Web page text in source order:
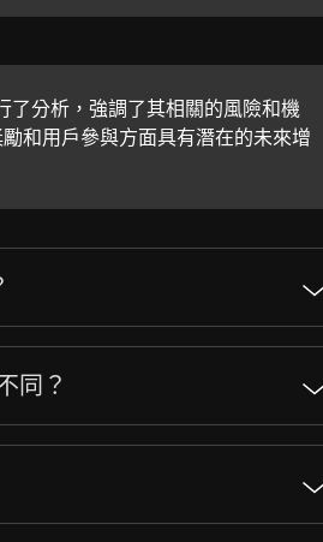
分析，強調了其相關的風險和機
和用戶參與方面具有潛在的未來增
同？